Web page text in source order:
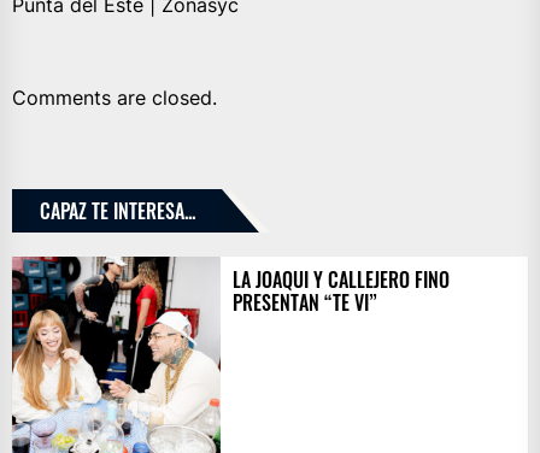
Comments are closed.
CAPAZ TE INTERESA...
LA JOAQUI Y CALLEJERO FINO
PRESENTAN “TE VI”